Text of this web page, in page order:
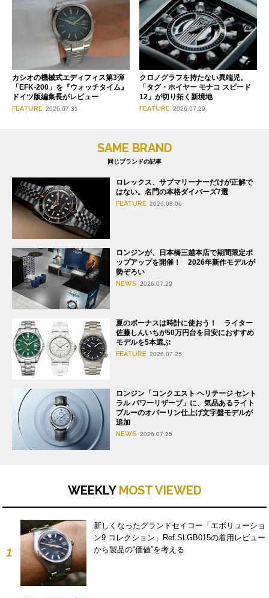
カシオの機械式エディフィス第3弾
「EFK-200」を『ウォッチタイム』
ドイツ版編集長がレビュー
FEATURE 2026.07.31
クロノグラフを持たない異端児。
「タグ・ホイヤー モナコ スピード
12」が切り拓く新境地
FEATURE 2026.07.29
SAME BRAND
同じブランドの記事
ロレックス、サブマリーナーだけが正解で
はない。名門の本格ダイバーズ7選
FEATURE 2026.08.06
ロンジンが、日本橋三越本店で期間限定ポ
ップアップを開催！ 2026年新作モデルが
勢ぞろい
NEWS 2026.07.29
夏のボーナスは時計に使おう！ ライター
佐藤しんいちが50万円台を目安におすすめ
モデルを5本選ぶ
FEATURE 2026.07.25
ロンジン「コンクエスト ヘリテージ セント
ラル パワーリザーブ」に、気品あるライト
ブルーのオパーリン仕上げ文字盤モデルが
追加
NEWS 2026.07.25
WEEKLY MOST VIEWED
1
新しくなったグランドセイコー「エボリューショ
ン9 コレクション」Ref.SLGB015の着用レビュー
から製品の“価値”を考える